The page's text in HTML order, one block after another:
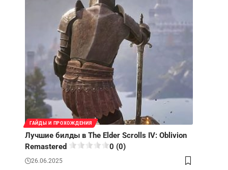
ГАЙДЫ И ПРОХОЖДЕНИЯ
Лучшие билды в The Elder Scrolls IV: Oblivion
Remastered
0 (0)
26.06.2025